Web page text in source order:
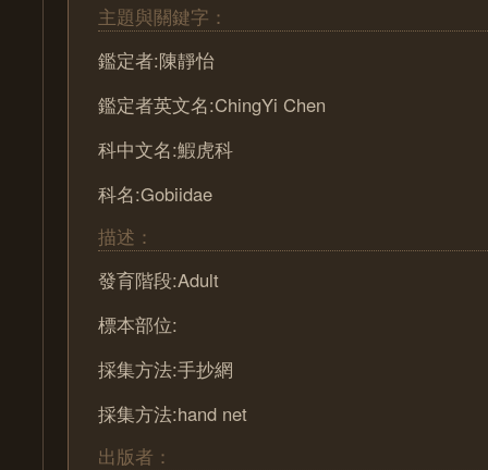
主題與關鍵字：
鑑定者:陳靜怡
鑑定者英文名:ChingYi Chen
科中文名:鰕虎科
科名:Gobiidae
描述：
發育階段:Adult
標本部位:
採集方法:手抄網
採集方法:hand net
出版者：